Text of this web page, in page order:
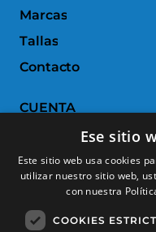
Marcas
Tallas
Contacto
CUENTA
Historial de pedidos
Devoluciones
Productos favoritos
Comparar productos
Ese sitio
Este sitio web usa cookies
utilizar nuestro sitio web,
con nuestra
COOKIES